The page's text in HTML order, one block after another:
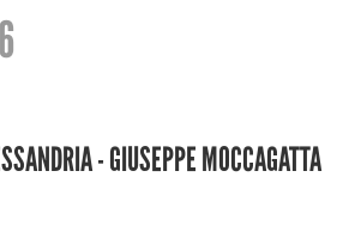
- GIUSEPPE MOCCAGATTA